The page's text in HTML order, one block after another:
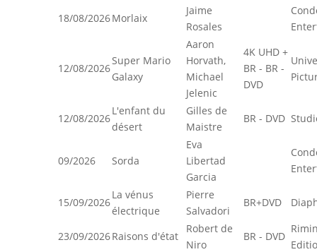
18/08/2026Morlaix
Jaime
Rosales
12/08/2026
Super Mario
Galaxy
Aaron
Horvath,
Michael
Jelenic
4K UHD +
BR - BR -
DVD
12/08/2026
L'enfant du
désert
Gilles de
Maistre
BR - DVD
09/2026 Sorda
Eva
Libertad
Garcia
15/09/2026
La vénus
électrique
Pierre
Salvadori
BR+DVD
23/09/2026Raisons d'état
Robert de
Niro
BR - DVD